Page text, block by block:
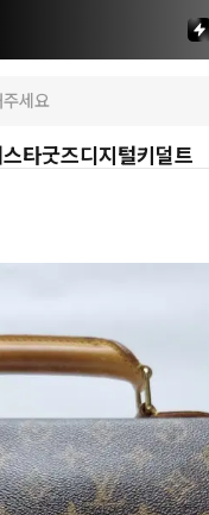
스타굿즈디지털키덜트